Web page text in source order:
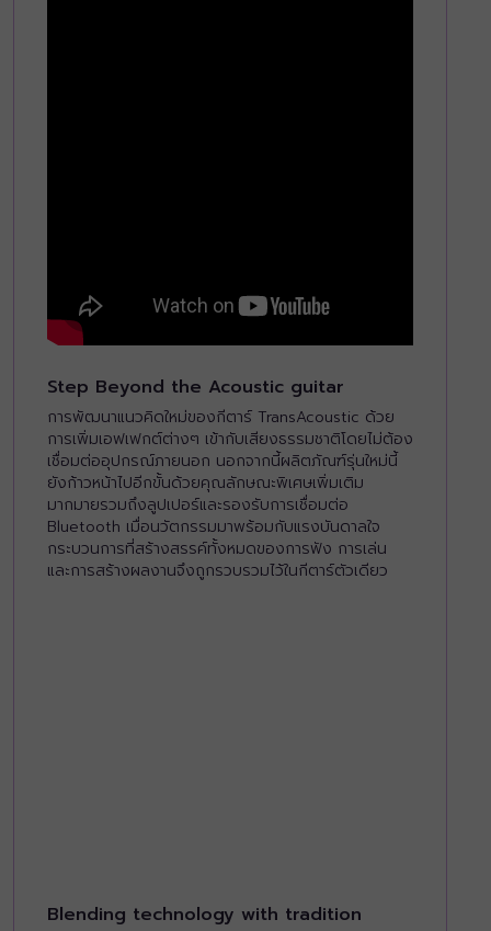
Step Beyond the Acoustic guitar
การพัฒนาแนวคิดใหม่ของกีตาร์ TransAcoustic ด้วย
การเพิ่มเอฟเฟกต์ต่างๆ เข้ากับเสียงธรรมชาติโดยไม่ต้อง
เชื่อมต่ออุปกรณ์ภายนอก นอกจากนี้ผลิตภัณฑ์รุ่นใหม่นี้
ยังก้าวหน้าไปอีกขั้นด้วยคุณลักษณะพิเศษเพิ่มเติม
มากมายรวมถึงลูปเปอร์และรองรับการเชื่อมต่อ
Bluetooth เมื่อนวัตกรรมมาพร้อมกับแรงบันดาลใจ
กระบวนการที่สร้างสรรค์ทั้งหมดของการฟัง การเล่น
และการสร้างผลงานจึงถูกรวบรวมไว้ในกีตาร์ตัวเดียว
Blending technology with tradition